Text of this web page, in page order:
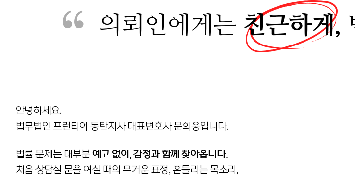
“ 의뢰인에게는 친근하게,
안녕하세요.
법무법인 프런티어 동탄지사 대표변호사 문희웅입니다.
법률 문제는 대부분예고 없이, 감정과 함께 찾아옵니다.
처음 상담실 문을 여실 때의 무거운 표정, 흔들리는 목소리,